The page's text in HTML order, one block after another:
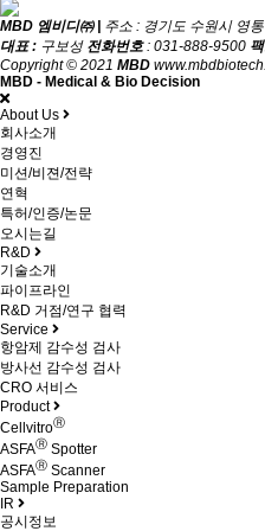
MBD 엠비디㈜ |
주소 : 경기도 수원시 영
대표 : 구보성 전화번호: 031-888-9500
Copyright © 2021 MBD
MBD - Medical & Bio Decision
About Us
회사소개
경영진
미션/비젼/전략
연혁
특허/인증/논문
오시는길
R&D
기술소개
파이프라인
R&D 거점/연구 협력
Service
항암제 감수성 검사
방사선 감수성 검사
CRO 서비스
Product
CellvitroⓇ
ASFAⓇ Spotter
ASFAⓇ Scanner
Sample Preparation
IR
공시정보